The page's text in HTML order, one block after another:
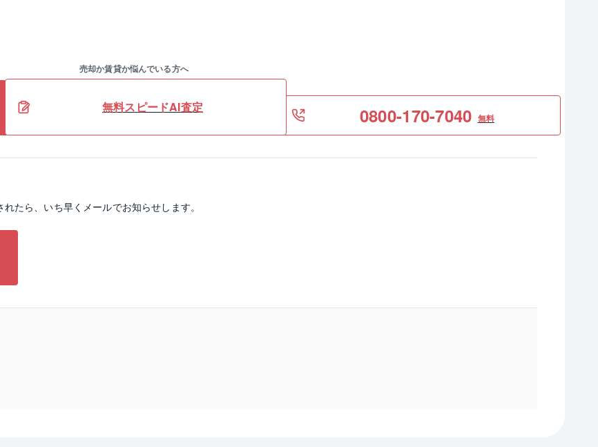
売却か賃貸か悩んでいる方へ
無料スピードAI査定 0800-170-7040 無料
たら、いち早くメールでお知らせします。